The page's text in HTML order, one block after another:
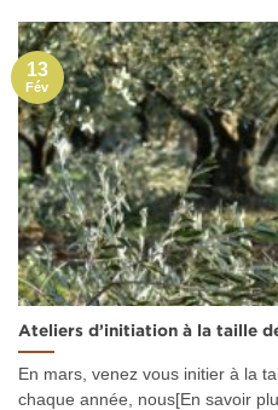
Ateliers d’initiation à la taille
En mars, venez vous initier à la
chaque année, nous[En savoir
13
Fév